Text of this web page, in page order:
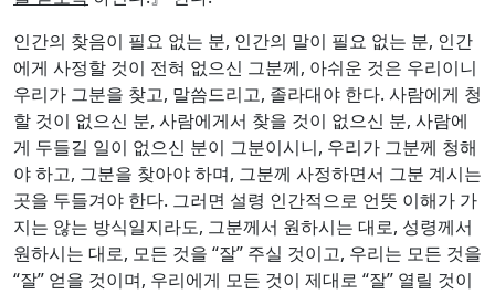
인간의 찾음이 필요 없는 분, 인간의 말이 필요 없는 분, 인간
에게 사정할 것이 전혀 없으신 그분께, 아쉬운 것은 우리이니
우리가 그분을 찾고, 말씀드리고, 졸라대야 한다. 사람에게 청
할 것이 없으신 분, 사람에게서 찾을 것이 없으신 분, 사람에
게 두들길 일이 없으신 분이 그분이시니, 우리가 그분께 청해
야 하고, 그분을 찾아야 하며, 그분께 사정하면서 그분 계시는
곳을 두들겨야 한다. 그러면 설령 인간적으로 언뜻 이해가 가
지는 않는 방식일지라도, 그분께서 원하시는 대로, 성령께서
원하시는 대로, 모든 것을 “잘” 주실 것이고, 우리는 모든 것을
“잘” 얻을 것이며, 우리에게 모든 것이 제대로 “잘” 열릴 것이
다. 아멘!